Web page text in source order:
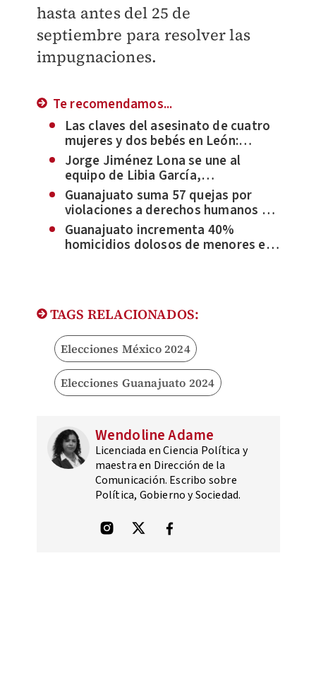
hasta antes del 25 de
septiembre para resolver las
impugnaciones.
Te recomendamos...
Las claves del asesinato de cuatro
mujeres y dos bebés en León:
Guardia Nacional, drogas y grupos
delictivos
Jorge Jiménez Lona se une al
equipo de Libia García,
gobernadora electa de Guanajuato
Guanajuato suma 57 quejas por
violaciones a derechos humanos de
la Guardia Nacional
Guanajuato incrementa 40%
homicidios dolosos de menores en
TAGS RELACIONADOS:
Elecciones México 2024
Elecciones Guanajuato 2024
Wendoline Adame
Licenciada en Ciencia Política y
maestra en Dirección de la
Comunicación. Escribo sobre
Política, Gobierno y Sociedad.